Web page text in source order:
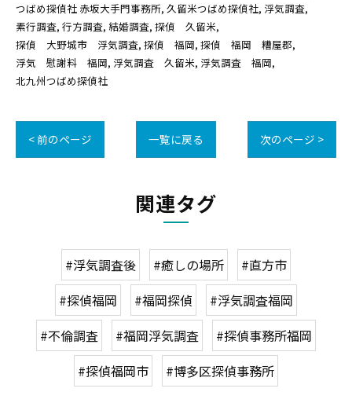
つばめ探偵社 赤坂大手門事務所 久留米つばめ探偵社 浮気調査
素行調査 行方調査 結婚調査 探偵 久留米
探偵 大野城市 浮気調査 探偵 福岡 探偵 福岡 糟屋郡
浮気 慰謝料 福岡 浮気調査 久留米 浮気調査 福岡
北九州つばめ探偵社
< 前のページ 一覧に戻る 次のページ >
関連タグ
#浮気調査後 #癒しの場所
#直方市
#探偵福岡
#福岡探偵
#浮気調査福岡
#不倫調査
#福岡浮気調査
#探偵事務所福岡
#探偵福岡市
#博多区探偵事務所